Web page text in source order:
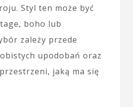
Styl ten może być
boho lub
zależy przede
upodobań oraz
jaką ma się